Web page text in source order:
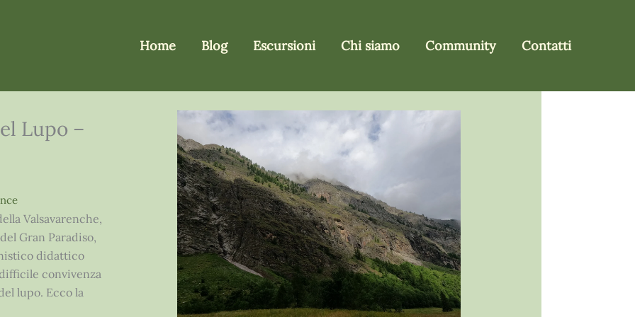
Home Blog Escursioni Chi siamo Community Contatti
Lupo –
Valsavarenche,
Gran Paradiso,
didattico
convivenza
lupo. Ecco la